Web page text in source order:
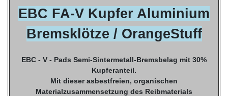
EBC FA-V Kupfer Aluminium
Bremsklötze / OrangeStuff
EBC - V - Pads Semi-Sintermetall-Bremsbelag mit 30%
Kupferanteil.
Mit dieser asbestfreien, organischen
Materialzusammensetzung des Reibmaterials